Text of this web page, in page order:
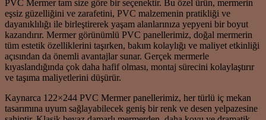
PVC Mermer tam size göre bir seçenektir. Bu özel ürün, mermerin
eşsiz güzelliğini ve zarafetini, PVC malzemenin pratikliği ve
dayanıklılığı ile birleştirerek yaşam alanlarınıza yepyeni bir boyut
kazandırır. Mermer görünümlü PVC panellerimiz, doğal mermerin
tüm estetik özelliklerini taşırken, bakım kolaylığı ve maliyet etkinliği
açısından da önemli avantajlar sunar. Gerçek mermerle
kıyaslandığında çok daha hafif olması, montaj sürecini kolaylaştırır
ve taşıma maliyetlerini düşürür.
Kaynarca 122×244 PVC Mermer panellerimiz, her türlü iç mekan
tasarımına uyum sağlayabilecek geniş bir renk ve desen yelpazesine